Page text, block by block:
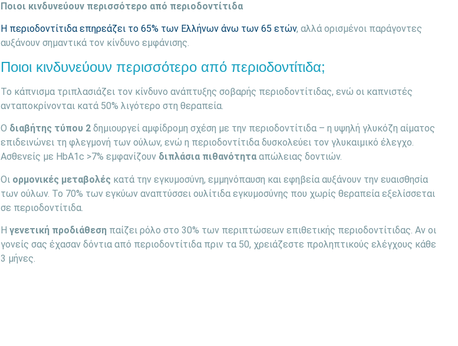
Ποιοι κινδυνεύουν περισσότερο από περιοδοντίτιδα
Η περιοδοντίτιδα επηρεάζει το 65% των Ελλήνων άνω των 65 ετών, αλλά ορισμένοι παράγοντες
αυξάνουν σημαντικά τον κίνδυνο εμφάνισης.
Ποιοι κινδυνεύουν περισσότερο από περιοδοντίτιδα;
Το κάπνισμα τριπλασιάζει τον κίνδυνο ανάπτυξης σοβαρής περιοδοντίτιδας, ενώ οι καπνιστές
ανταποκρίνονται κατά 50% λιγότερο στη θεραπεία.
Ο διαβήτης τύπου 2δημιουργεί αμφίδρομη σχέση με την περιοδοντίτιδα – η υψηλή γλυκόζη αίματος
επιδεινώνει τη φλεγμονή των ούλων, ενώ η περιοδοντίτιδα δυσκολεύει τον γλυκαιμικό έλεγχο.
Ασθενείς με HbA1c >7% εμφανίζουν διπλάσια πιθανότητααπώλειας δοντιών.
Οι ορμονικές μεταβολές κατά την εγκυμοσύνη, εμμηνόπαυση και εφηβεία αυξάνουν την ευαισθησία
των ούλων. Το 70% των εγκύων αναπτύσσει ουλίτιδα εγκυμοσύνης που χωρίς θεραπεία εξελίσσεται
σε περιοδοντίτιδα.
Η γενετική προδιάθεσηπαίζει ρόλο στο 30% των περιπτώσεων επιθετικής περιοδοντίτιδας. Αν οι
γονείς σας έχασαν δόντια από περιοδοντίτιδα πριν τα 50, χρειάζεστε προληπτικούς ελέγχους κάθε
3 μήνες.